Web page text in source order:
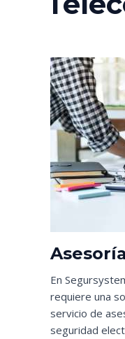
Asesoría
En
requiere una
servicio de
seguridad